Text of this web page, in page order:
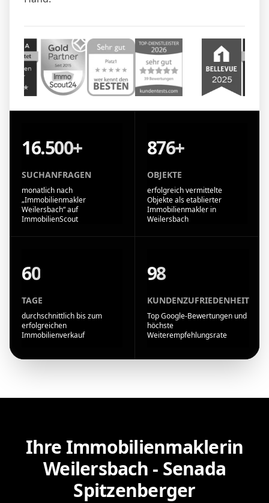
16.500+
SUCHANFRAGEN
monatlich nach
„Immobilienmakler
Weilersbach“ auf
ImmobilienScout
876+
OBJEKTE
erfolgreich vermittelte
Objekte als etablierter
Immobilienmakler in
Weilersbach
60
TAGE
durchschnittlich bis zum
erfolgreichen
Immobilienverkauf
98
KUNDENZUFRIEDENHEIT
Top Google-Bewertungen und
höchste
Weiterempfehlungsrate
Ihre Immobilienmaklerin
Weilersbach - Senada
Spitzenberger